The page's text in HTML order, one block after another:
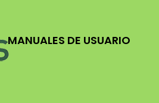
MANUALES DE USUARIO